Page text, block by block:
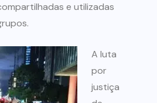
e utilizadas
A luta
por
justiça